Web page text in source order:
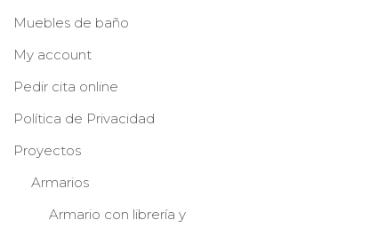
Muebles de baño
My account
Pedir cita online
Política de Privacidad
Proyectos
Armarios
Armario con librería y